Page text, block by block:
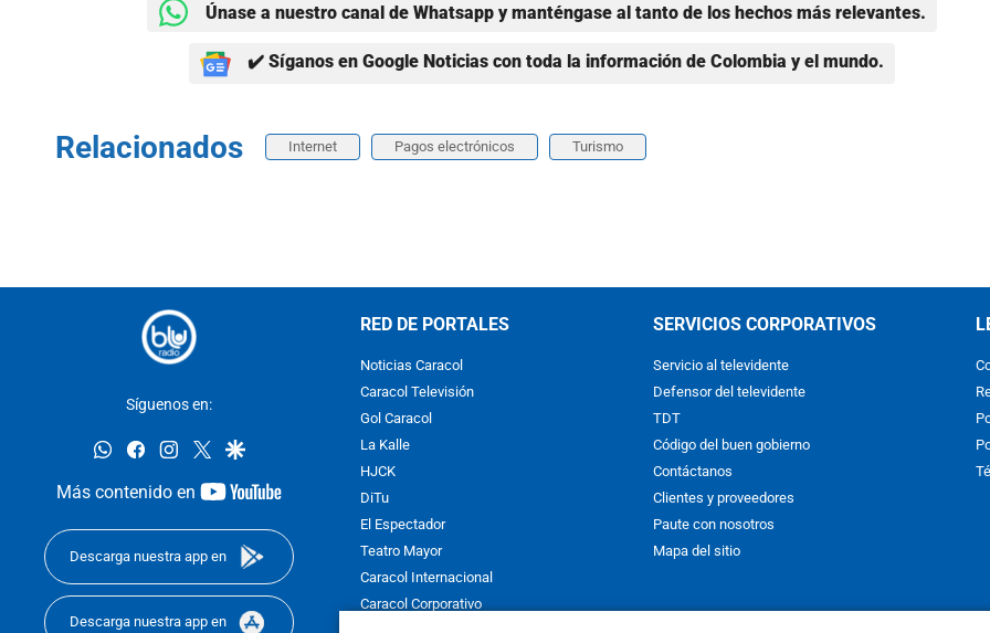
Únase a nuestro canal de Whatsapp y manténgase al tanto de los hechos más relevantes.
✔️ Síganos en Google Noticias con toda la información de Colombia y el mundo.
Relacionados Internet Pagos electrónicos Turismo
Síguenos en:
whatsappfacebookinstagram
twittergoogle
Más contenido en
youtube-
Descarga nuestra app en
Descarga nuestra app en
RED DE PORTALES
Noticias Caracol
Caracol Televisión
Gol Caracol
La Kalle
HJCK
DiTu
El Espectador
Teatro Mayor
Caracol Internacional
Caracol Corporativo
SERVICIOS CORPORATIVOS
Servicio al televidente
Defensor del televidente
TDT
Código del buen gobierno
Contáctanos
Clientes y proveedores
Paute con nosotros
Mapa del sitio